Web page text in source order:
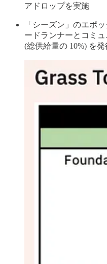
アドロップを実施
「シーズン」のエポ
ードランナーとコミ
(総供給量の 10%) を発